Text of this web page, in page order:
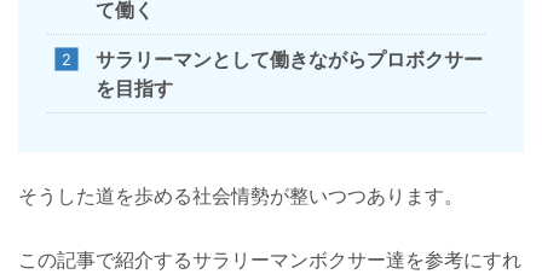
て働く
サラリーマンとして働きながらプロボクサー
を目指す
そうした道を歩める社会情勢が整いつつあります。
この記事で紹介するサラリーマンボクサー達を参考にすれ